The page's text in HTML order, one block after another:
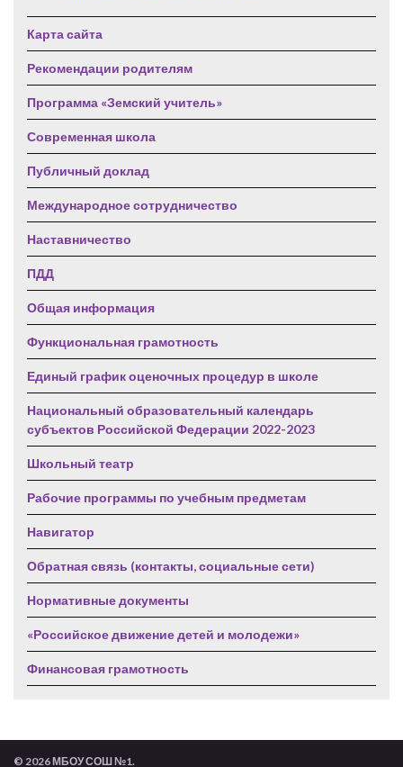
Карта сайта
Рекомендации родителям
Программа «Земский учитель»
Современная школа
Публичный доклад
Международное сотрудничество
Наставничество
ПДД
Общая информация
Функциональная грамотность
Единый график оценочных процедур в школе
Национальный образовательный календарь
субъектов Российской Федерации 2022-2023
Школьный театр
Рабочие программы по учебным предметам
Навигатор
Обратная связь (контакты, социальные сети)
Нормативные документы
«Российское движение детей и молодежи»
Финансовая грамотность
© 2026 МБОУ СОШ №1.